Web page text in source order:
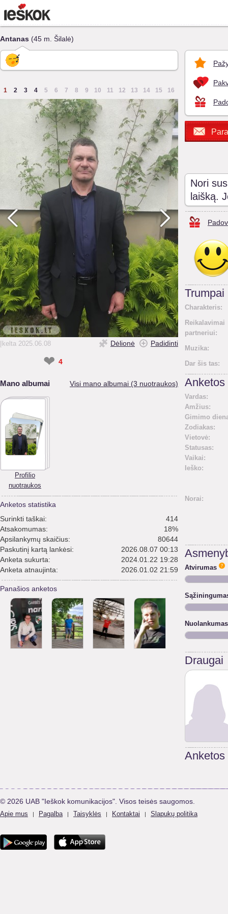
Antanas (45 m. Šilalė)
1 2 3 4 5 6 7 8 9 10 11 12 13 14 15 16
Įkelta 2025.06.08 Dėlionė Padidinti
❤ 4
Mano albumai Visi mano albumai (3 nuotraukos)
Profilio
nuotraukos
Anketos statistika
Surinkti taškai:
414
Atsakomumas:
18%
Apsilankymų skaičius:
80644
Paskutinį kartą lankėsi:
2026.08.07 00:13
Anketa sukurta:
2024.01.22 19:28
Anketa atnaujinta:
2026.01.02 21:59
Panašios anketos
Nori
laišką.
Trumpai
Charakteris:
Reikalavimai
partneriui:
Muzika:
Dar šis tas:
Anketos
Vardas:
Amžius:
Gimimo
Zodiakas:
Vietovė:
Statusas:
Vaikai:
Ieško:
Norai:
Atvirumas
Nuolankumas
Draugai
Anketos
© 2026 UAB "Ieškok komunikacijos". Visos teisės saugomos.
Apie mus | Pagalba | Taisyklės | Kontaktai | Slapukų politika